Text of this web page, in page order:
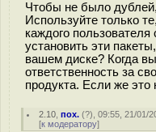
Чтобы не было
Используйте только
каждого
установить эти
вашем диске? Когда
ответственность за
продукта. Если же это
2.10 ,пох. (?), 09:55, 21/01/
[к модератору]